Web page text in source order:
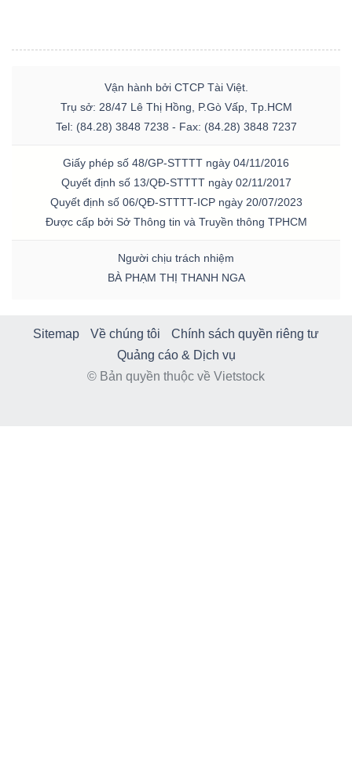
Vận hành bởi CTCP Tài Việt.
Trụ sở: 28/47 Lê Thị Hồng, P.Gò Vấp, Tp.HCM
Tel: (84.28) 3848 7238 - Fax: (84.28) 3848 7237
Giấy phép số 48/GP-STTTT ngày 04/11/2016
Quyết định số 13/QĐ-STTTT ngày 02/11/2017
Quyết định số 06/QĐ-STTTT-ICP ngày 20/07/2023
Được cấp bởi Sở Thông tin và Truyền thông TPHCM
Người chịu trách nhiệm
BÀ PHẠM THỊ THANH NGA
Sitemap Về chúng tôi
Chính sách quyền riêng tư
Quảng cáo & Dịch vụ
© Bản quyền thuộc về Vietstock